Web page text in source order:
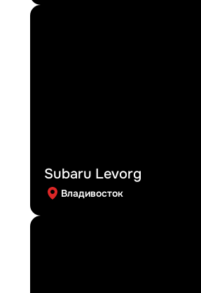
Subaru Levorg
Владивосток